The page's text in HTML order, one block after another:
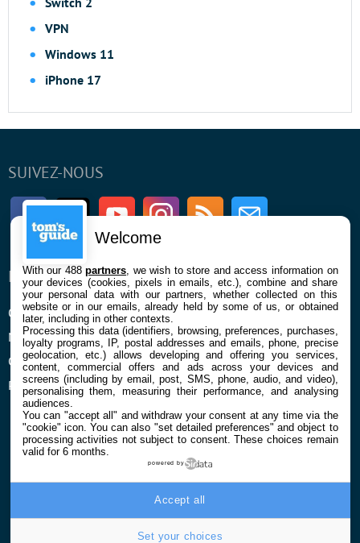
VPN
Windows 11
iPhone 17
SUIVEZ-NOUS
FacebookTwitter Youtube InstagramRSS Newsletter
ENTREPRISE
Qui sommes nous
Mentions légales et CGU
Confidentialité et Cookies
Préférences cookies
À PROPOS
La rédaction
Contact
Welcome
With our 488partners , we wish to store and access information on
your devices (cookies, pixels in emails, etc.), combine and share
your personal data with our partners, whether collected on this
website or in our emails, already held by some of us, or obtained
later, including in other contexts.
Processing this data (identifiers, browsing, preferences, purchases,
loyalty programs, IP, postal addresses and emails, phone, precise
geolocation, etc.) allows developing and offering you services,
content, commercial offers and ads across your devices and
screens (including by email, post, SMS, phone, audio, and video),
personalising them, measuring their performance, and analysing
audiences.
You can "accept all" and withdraw your consent at any time via the
"cookie" icon. You can also "set detailed preferences" and object to
processing activities not subject to consent. These choices remain
valid for 6 months.
powered by
Set your choices
Accept all